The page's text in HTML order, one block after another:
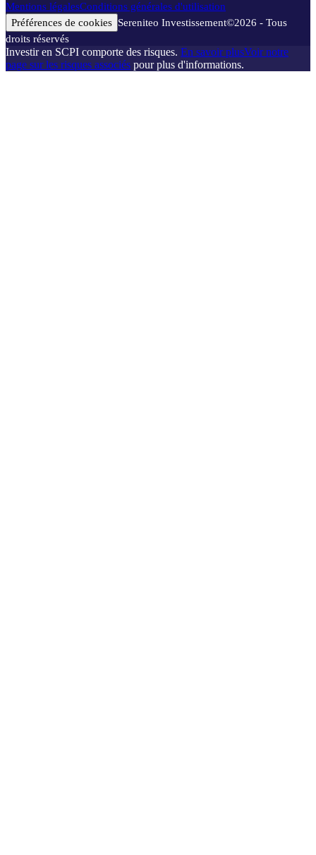
Mentions légalesConditions générales d'utilisation
Préférences de cookies Sereniteo Investissement©2026 - Tous
droits réservés
Investir en SCPI comporte des risques. En savoir plusVoir notre
page sur les risques associés pour plus d'informations.